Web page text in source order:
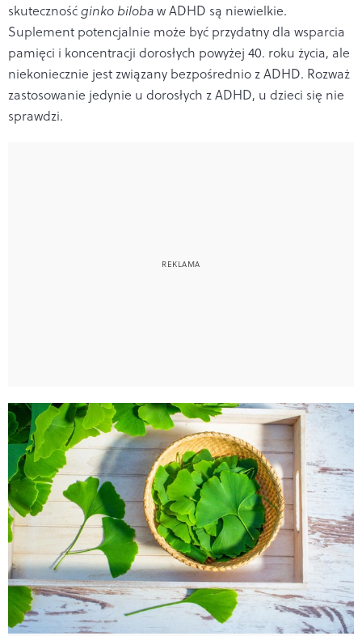
skutecznośćginko bilobaw ADHD są niewielkie.
Suplement potencjalnie może być przydatny dla wsparcia
pamięci i koncentracji dorosłych powyżej 40. roku życia, ale
niekoniecznie jest związany bezpośrednio z ADHD. Rozważ
zastosowanie jedynie u dorosłych z ADHD, u dzieci się nie
sprawdzi.